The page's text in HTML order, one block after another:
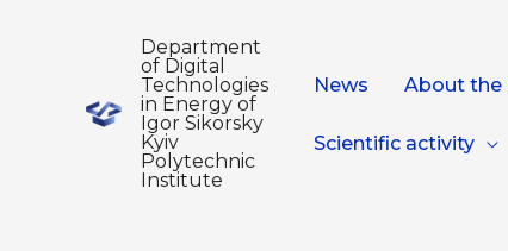
Department
of Digital
Technologies
in Energy of
Igor Sikorsky
Kyiv
Polytechnic
Institute
News About the
Scientific activity